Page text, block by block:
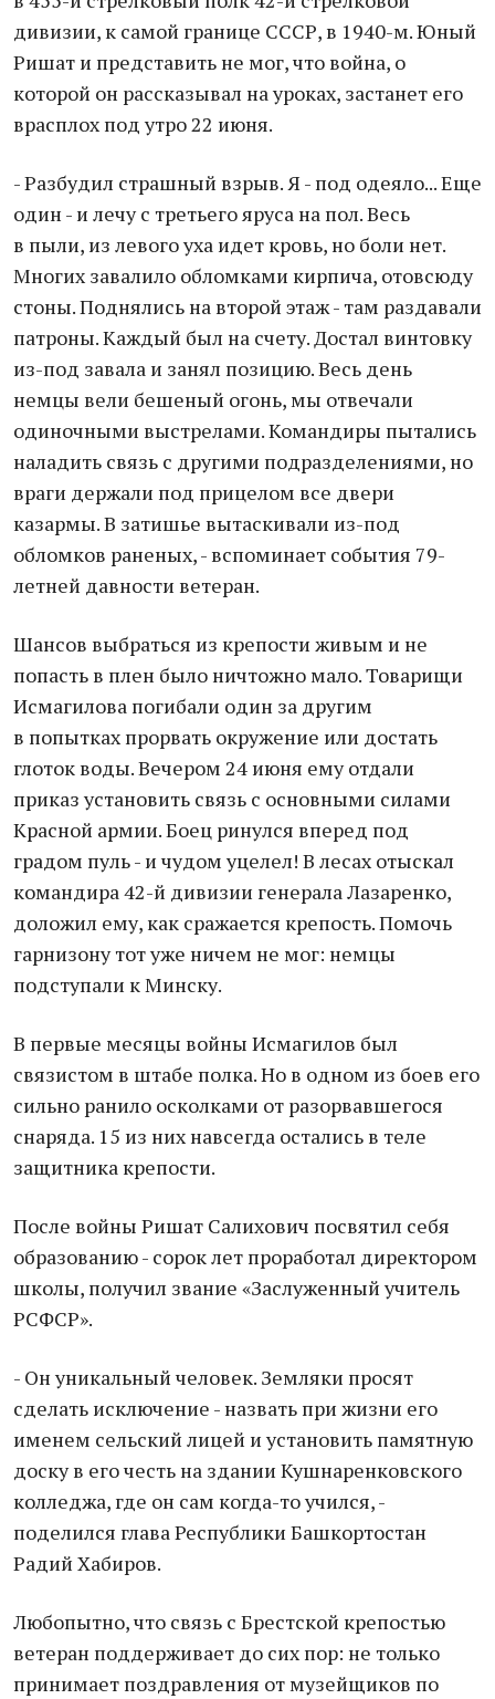
дивизии, к самой границе СССР, в 1940-м. Юный
Ришат и представить не мог, что война, о
которой он рассказывал на уроках, застанет его
врасплох под утро 22 июня.
- Разбудил страшный взрыв. Я - под одеяло... Еще
один - и лечу с третьего яруса на пол. Весь
в пыли, из левого уха идет кровь, но боли нет.
Многих завалило обломками кирпича, отовсюду
стоны. Поднялись на второй этаж - там раздавали
патроны. Каждый был на счету. Достал винтовку
из-под завала и занял позицию. Весь день
немцы вели бешеный огонь, мы отвечали
одиночными выстрелами. Командиры пытались
наладить связь с другими подразделениями, но
враги держали под прицелом все двери
казармы. В затишье вытаскивали из-под
обломков раненых, - вспоминает события 79-
летней давности ветеран.
Шансов выбраться из крепости живым и не
попасть в плен было ничтожно мало. Товарищи
Исмагилова погибали один за другим
в попытках прорвать окружение или достать
глоток воды. Вечером 24 июня ему отдали
приказ установить связь с основными силами
Красной армии. Боец ринулся вперед под
градом пуль - и чудом уцелел! В лесах отыскал
командира 42-й дивизии генерала Лазаренко,
доложил ему, как сражается крепость. Помочь
гарнизону тот уже ничем не мог: немцы
подступали к Минску.
В первые месяцы войны Исмагилов был
связистом в штабе полка. Но в одном из боев его
сильно ранило осколками от разорвавшегося
снаряда. 15 из них навсегда остались в теле
защитника крепости.
После войны Ришат Салихович посвятил себя
образованию - сорок лет проработал директором
школы, получил звание «Заслуженный учитель
РСФСР».
- Он уникальный человек. Земляки просят
сделать исключение - назвать при жизни его
именем сельский лицей и установить памятную
доску в его честь на здании Кушнаренковского
колледжа, где он сам когда-то учился, -
поделился глава Республики Башкортостан
Радий Хабиров.
Любопытно, что связь с Брестской крепостью
ветеран поддерживает до сих пор: не только
принимает поздравления от музейщиков по